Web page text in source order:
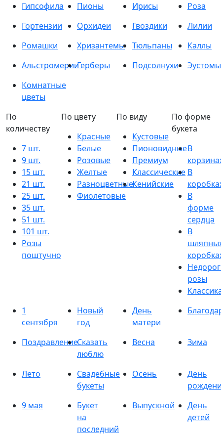
Гипсофила
Пионы Ирисы
Роза
Гортензии
Орхидеи Гвоздики
Лилии
Ромашки
Хризантемы Тюльпаны
Каллы
АльстромерииГерберы Подсолнухи
Эустомы
Комнатные
цветы
По
количеству
7 шт.
9 шт.
15 шт.
21 шт.
25 шт.
35 шт.
51 шт.
101 шт.
Розы
поштучно
По цвету
Красные
Белые
Розовые
Желтые
Разноцветные
Фиолетовые
По виду
Кустовые
Пионовидные
Премиум
Классические
Кенийские
По форме
букета
В
В
В
форме
сердца
В
розы
1
сентября
Новый
год
День
матери
ПоздравлениеСказать
люблю
Весна Зима
Лето
Свадебные
букеты
Осень
День
9 мая
Букет
на
последний
Выпускной
День
детей